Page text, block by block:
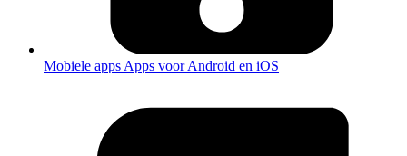
Mobiele apps Apps voor Android en iOS